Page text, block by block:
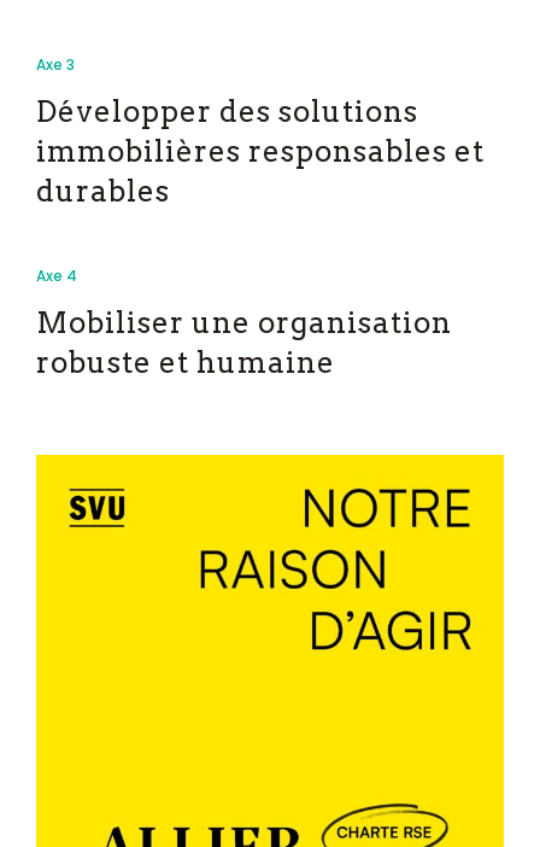
Axe 3
Développer des solutions
immobilières responsables et
durables
Axe 4
Mobiliser une organisation
robuste et humaine